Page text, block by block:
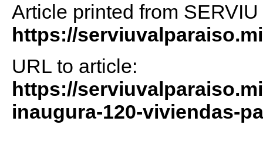
Article printed from
https://
URL to article:
https://
inaugura-120-viviendas-